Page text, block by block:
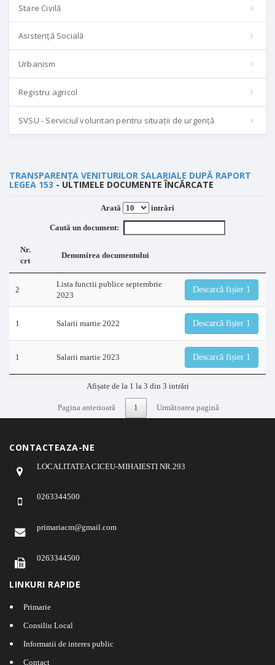
Stare Civilă
Asistență Socială
Urbanism
Registru agricol
SVSU - Serviciul voluntari pentru situații de urgență
TRANSPARENȚA VENITURILOR SALARIALE DUPĂ RAPORT
LEGEA 153 - ULTIMELE DOCUMENTE ÎNCĂRCATE
Arată intrări
Caută un document:
Nr.
crt
Denumirea documentului
2
Lista functii publice septembrie
2023
Descarcă fișier 1
1 Salarii martie 2022 Descarcă fișier 1
1 Salarii martie 2023 Descarcă fișier 1
Afișate de la 1 la 3 din 3 intrări
Pagina anterioară 1 Următoarea pagină
CONTACTEAZA-NE
LOCALITATEA CICEU-MIHAIESTI NR.293
0263344500
primariacm@gmail.com
0263344500
LINKURI RAPIDE
Primarie
Consiliu Local
Informatii de interes public
Contact